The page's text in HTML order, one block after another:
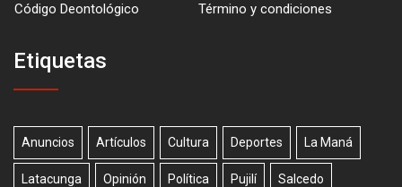
Código Deontológico
Término y condiciones
Etiquetas
Anuncios Artículos Cultura Deportes La Maná
Latacunga Opinión Política Pujilí Salcedo